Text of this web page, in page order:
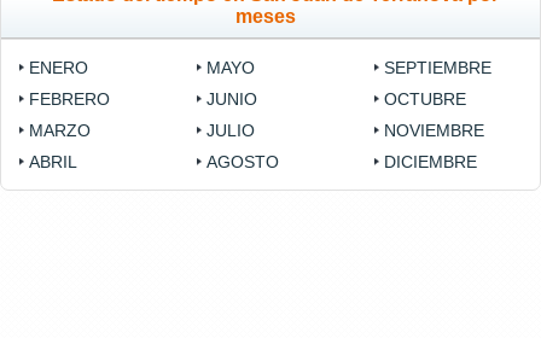
meses
ENERO
FEBRERO
MARZO
ABRIL
MAYO
JUNIO
JULIO
AGOSTO
SEPTIEMBRE
OCTUBRE
NOVIEMBRE
DICIEMBRE